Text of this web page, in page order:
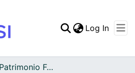
Log In
Archivo del Patrimonio Fotográfico y Fílmico del Valle del Cauca